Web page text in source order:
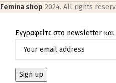
Femina shop 2024. All rights
Εγγραφείτε στο newsletter